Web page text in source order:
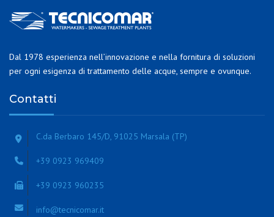
Dal 1978 esperienza nell’innovazione e nella fornitura di soluzioni
per ogni esigenza di trattamento delle acque, sempre e ovunque.
Contatti
C.da Berbaro 145/D, 91025 Marsala (TP)
+39 0923 969409
+39 0923 960235
info@tecnicomar.it